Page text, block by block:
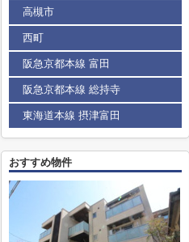
高槻市
西町
阪急京都本線 富田
阪急京都本線 総持寺
東海道本線 摂津富田
おすすめ物件